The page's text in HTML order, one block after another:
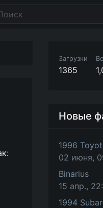
Загрузки
1365
Новые
1996
02 июня,
Binarius
15 апр.,
1994